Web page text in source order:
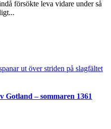
försökte leva vidare under så
Gotland – sommaren 1361